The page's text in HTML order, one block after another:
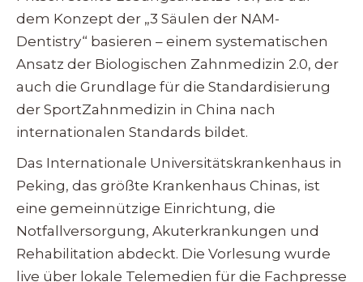
dem Konzept der „3 Säulen der NAM-
Dentistry“ basieren – einem systematischen
Ansatz der Biologischen Zahnmedizin 2.0, der
auch die Grundlage für die Standardisierung
der SportZahnmedizin in China nach
internationalen Standards bildet.
Das Internationale Universitätskrankenhaus in
Peking, das größte Krankenhaus Chinas, ist
eine gemeinnützige Einrichtung, die
Notfallversorgung, Akuterkrankungen und
Rehabilitation abdeckt. Die Vorlesung wurde
live über lokale Telemedien für die Fachpresse